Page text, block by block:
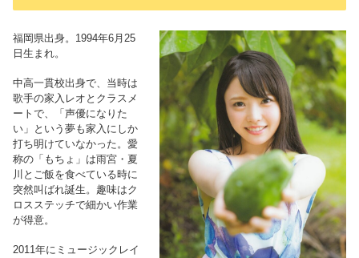
福岡県出身。1994年6月25
日生まれ。
中高一貫校出身で、当時は
歌手の家入レオとクラスメ
ートで、「声優になりた
い」という夢も家入にしか
打ち明けていなかった。愛
称の「もちょ」は雨宮・夏
川とご飯を食べている時に
突然叫ばれ誕生。趣味はク
ロスステッチで細かい作業
が得意。
2011年にミュージックレイ